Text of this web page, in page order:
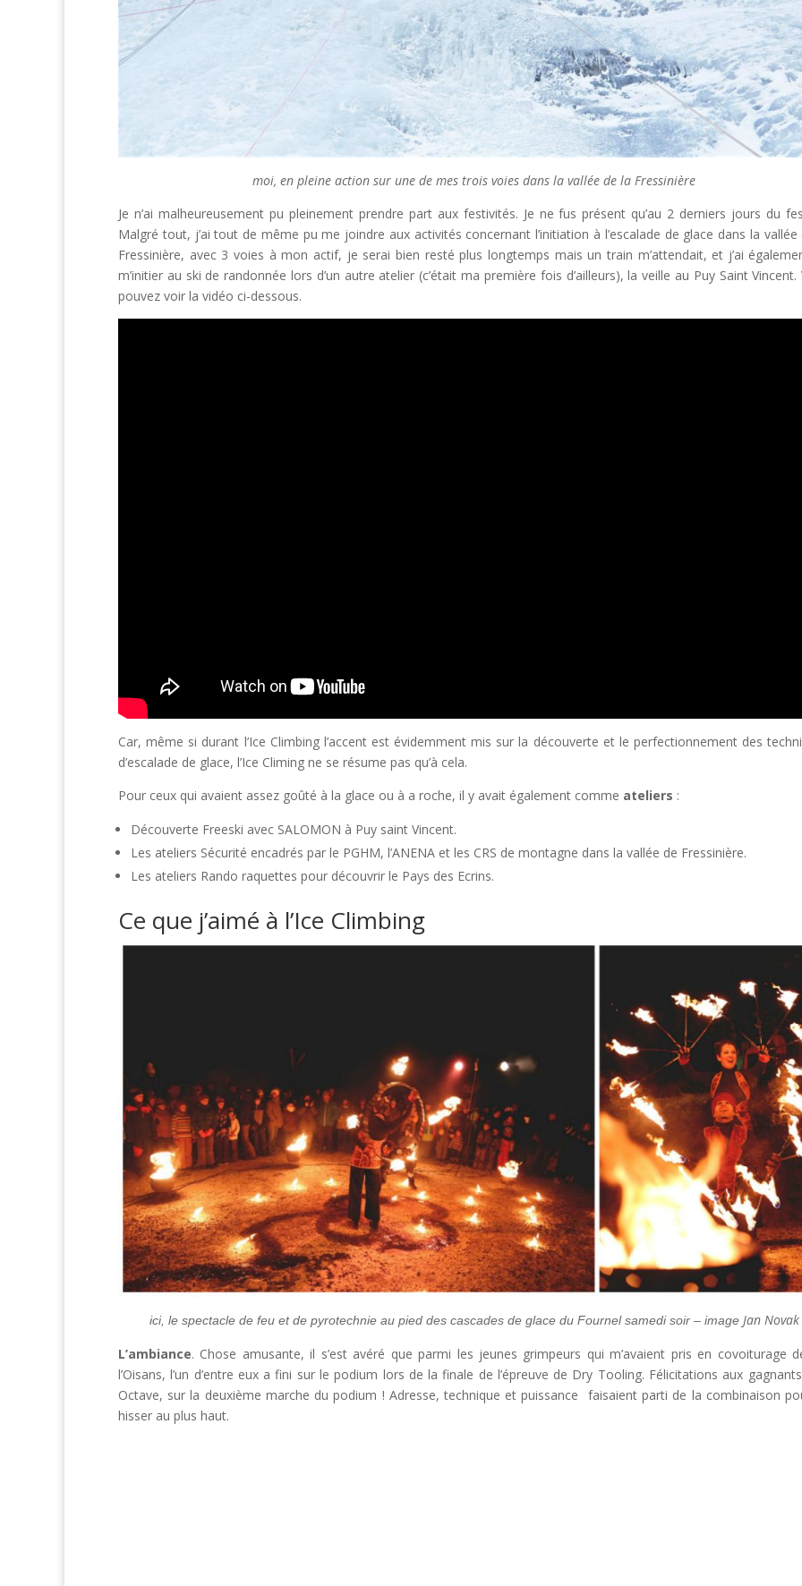
moi, en pleine action sur une de mes trois voies dans la vallée de la Fressinière
Je n’ai malheureusement pu pleinement prendre part aux festivités. Je ne fus présent qu’au 2 derniers jours du
Malgré tout, j’ai tout de même pu me joindre aux activités concernant l’initiation à l’escalade de glace dans la vallée
Fressinière, avec 3 voies à mon actif, je serai bien resté plus longtemps mais un train m’attendait, et j’ai
m’initier au ski de randonnée lors d’un autre atelier (c’était ma première fois d’ailleurs), la veille au Puy Saint Vincent.
pouvez voir la vidéo ci-dessous.
Car, même si durant l’Ice Climbing l’accent est évidemment mis sur la découverte et le perfectionnement des
d’escalade de glace, l’Ice Climing ne se résume pas qu’à cela.
Pour ceux qui avaient assez goûté à la glace ou à a roche, il y avait également comme ateliers :
Découverte Freeski avec SALOMON à Puy saint Vincent.
Les ateliers Sécurité encadrés par le PGHM, l’ANENA et les CRS de montagne dans la vallée de Fressinière.
Les ateliers Rando raquettes pour découvrir le Pays des Ecrins.
Ce que j’aimé à l’Ice Climbing
ici, le spectacle de feu et de pyrotechnie au pied des cascades de glace du Fournel samedi soir – image Jan Novak
L’ambiance. Chose amusante, il s’est avéré que parmi les jeunes grimpeurs qui m’avaient pris en covoiturage
l’Oisans, l’un d’entre eux a fini sur le podium lors de la finale de l’épreuve de Dry Tooling. Félicitations aux
Octave, sur la deuxième marche du podium ! Adresse, technique et puissance faisaient parti de la combinaison
hisser au plus haut.